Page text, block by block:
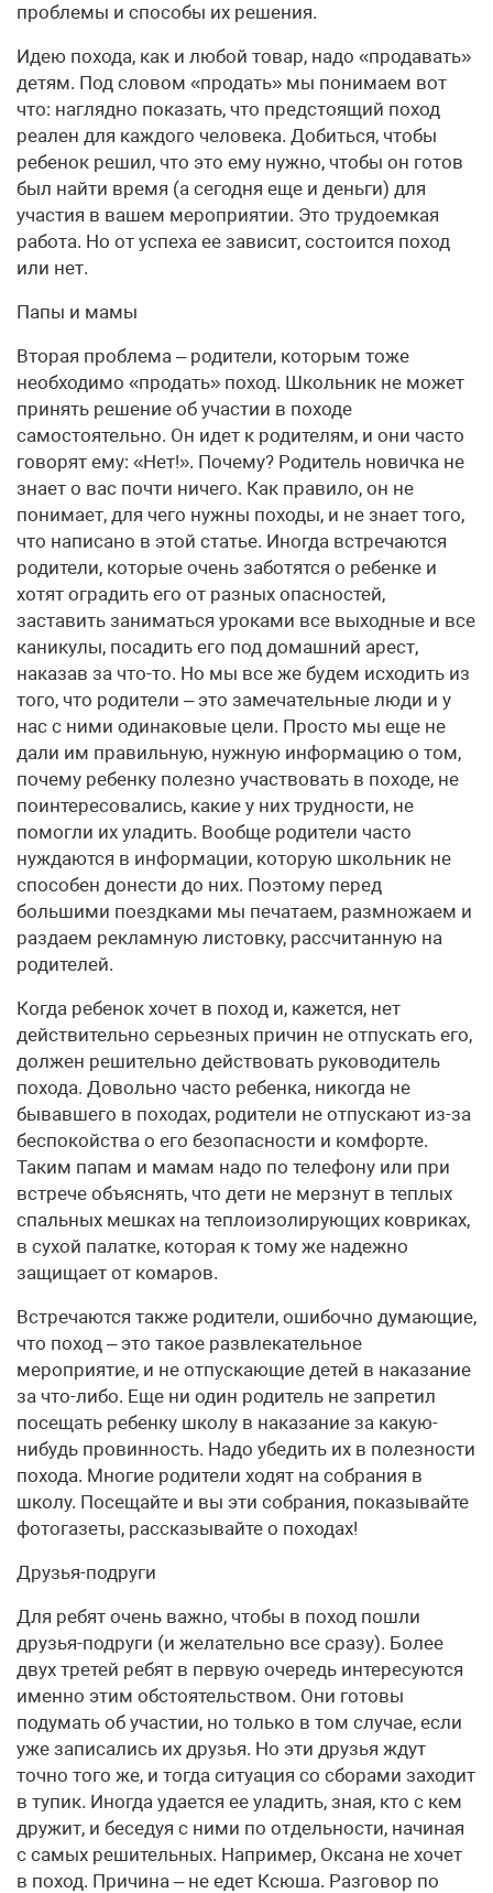
проблемы и способы их решения.
Идею похода, как и любой товар, надо «продавать»
детям. Под словом «продать» мы понимаем вот
что: наглядно показать, что предстоящий поход
реален для каждого человека. Добиться, чтобы
ребенок решил, что это ему нужно, чтобы он готов
был найти время (а сегодня еще и деньги) для
участия в вашем мероприятии. Это трудоемкая
работа. Но от успеха ее зависит, состоится поход
или нет.
Папы и мамы
Вторая проблема – родители, которым тоже
необходимо «продать» поход. Школьник не может
принять решение об участии в походе
самостоятельно. Он идет к родителям, и они часто
говорят ему: «Нет!». Почему? Родитель новичка не
знает о вас почти ничего. Как правило, он не
понимает, для чего нужны походы, и не знает того,
что написано в этой статье. Иногда встречаются
родители, которые очень заботятся о ребенке и
хотят оградить его от разных опасностей,
заставить заниматься уроками все выходные и все
каникулы, посадить его под домашний арест,
наказав за что-то. Но мы все же будем исходить из
того, что родители – это замечательные люди и у
нас с ними одинаковые цели. Просто мы еще не
дали им правильную, нужную информацию о том,
почему ребенку полезно участвовать в походе, не
поинтересовались, какие у них трудности, не
помогли их уладить. Вообще родители часто
нуждаются в информации, которую школьник не
способен донести до них. Поэтому перед
большими поездками мы печатаем, размножаем и
раздаем рекламную листовку, рассчитанную на
родителей.
Когда ребенок хочет в поход и, кажется, нет
действительно серьезных причин не отпускать его,
должен решительно действовать руководитель
похода. Довольно часто ребенка, никогда не
бывавшего в походах, родители не отпускают из-за
беспокойства о его безопасности и комфорте.
Таким папам и мамам надо по телефону или при
встрече объяснять, что дети не мерзнут в теплых
спальных мешках на теплоизолирующих ковриках,
в сухой палатке, которая к тому же надежно
защищает от комаров.
Встречаются также родители, ошибочно думающие,
что поход – это такое развлекательное
мероприятие, и не отпускающие детей в наказание
за что-либо. Еще ни один родитель не запретил
посещать ребенку школу в наказание за какую-
нибудь провинность. Надо убедить их в полезности
похода. Многие родители ходят на собрания в
школу. Посещайте и вы эти собрания, показывайте
фотогазеты, рассказывайте о походах!
Друзья-подруги
Для ребят очень важно, чтобы в поход пошли
друзья-подруги (и желательно все сразу). Более
двух третей ребят в первую очередь интересуются
именно этим обстоятельством. Они готовы
подумать об участии, но только в том случае, если
уже записались их друзья. Но эти друзья ждут
точно того же, и тогда ситуация со сборами заходит
в тупик. Иногда удается ее уладить, зная, кто с кем
дружит, и беседуя с ними по отдельности, начиная
с самых решительных. Например, Оксана не хочет
в поход. Причина – не едет Ксюша. Разговор по